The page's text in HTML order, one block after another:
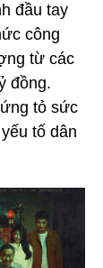
đầu tay
công
từ các
đồng.
tỏ sức
tố dân